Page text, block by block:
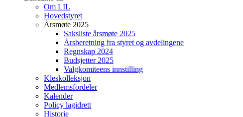
Om LIL
Hovedstyret
Årsmøte 2025
Saksliste årsmøte 2025
Årsberetning fra styret og avdelingene
Regnskap 2024
Budsjetter 2025
Valgkomiteens innstilling
Kleskolleksjon
Medlemsfordeler
Kalender
Policy lagidrett
Historie